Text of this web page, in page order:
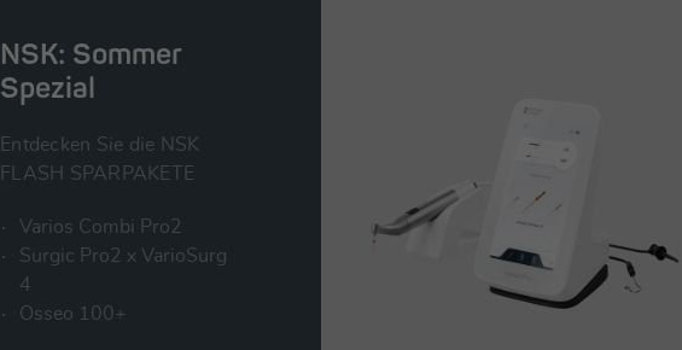
NSK: Sommer
Spezial
Entdecken Sie die NSK
FLASH SPARPAKETE
Varios Combi Pro2
Surgic Pro2 x VarioSurg
4
Osseo 100+